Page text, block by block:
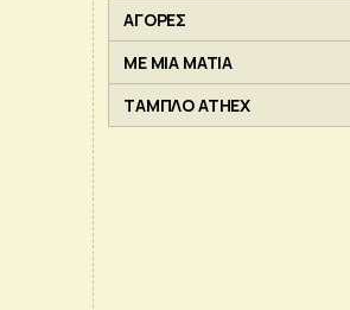
ΑΓΟΡΕΣ
ΜΕ ΜΙΑ ΜΑΤΙΑ
ΤΑΜΠΛΟ ATHEX